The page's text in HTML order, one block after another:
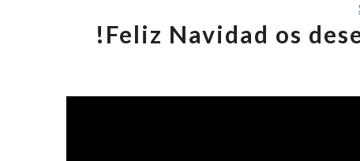
!Feliz Navidad os